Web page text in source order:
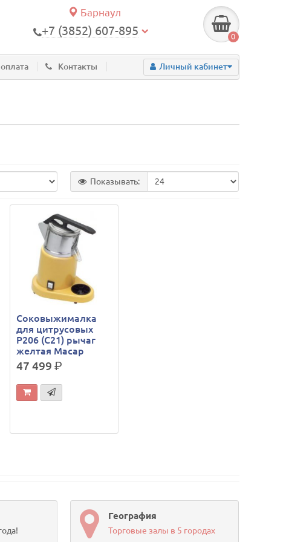
Барнаул
+7 (3852) 607-895 0
Контакты Личный кабинет
Показывать:
Соковыжималка
для цитрусовых
P206 (C21) рычаг
желтая Macap
47 499 р.
География
Торговые залы в 5 городах